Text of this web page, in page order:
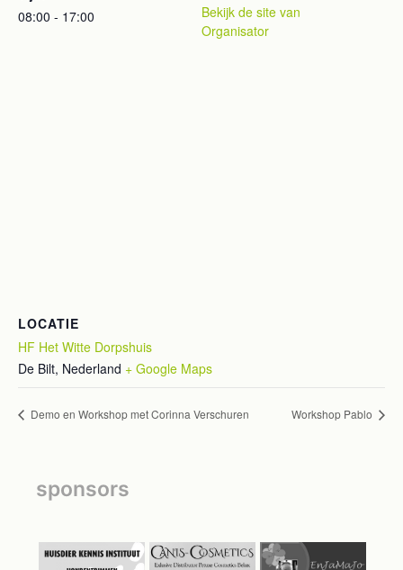
08:00 - 17:00
Bekijk de site van
Organisator
LOCATIE
HF Het Witte Dorpshuis
De Bilt, Nederland + Google Maps
Demo en Workshop met Corinna Verschuren Workshop Pablo
sponsors